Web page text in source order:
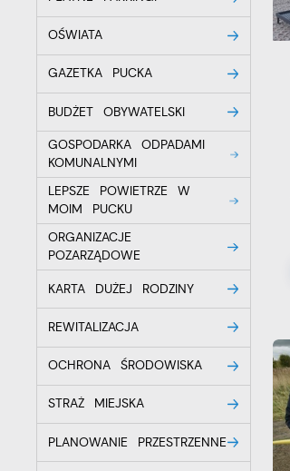
OŚWIATA
GAZETKA PUCKA
BUDŻET OBYWATELSKI
GOSPODARKA ODPADAMI
KOMUNALNYMI
LEPSZE POWIETRZE W
MOIM PUCKU
ORGANIZACJE
POZARZĄDOWE
KARTA DUŻEJ RODZINY
REWITALIZACJA
OCHRONA ŚRODOWISKA
STRAŻ MIEJSKA
PLANOWANIE PRZESTRZENNE